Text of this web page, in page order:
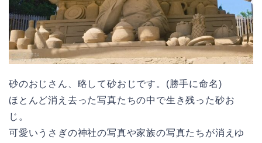
砂のおじさん、略して砂おじです。(勝手に命名)
ほとんど消え去った写真たちの中で生き残った砂お
じ。
可愛いうさぎの神社の写真や家族の写真たちが消えゆ